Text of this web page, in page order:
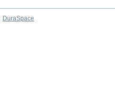
DuraSpace